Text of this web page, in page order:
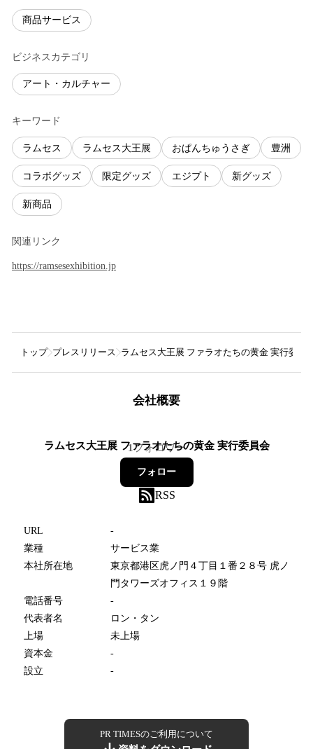
商品サービス
ビジネスカテゴリ
アート・カルチャー
キーワード
ラムセス ラムセス大王展 おぱんちゅうさぎ 豊洲
コラボグッズ 限定グッズ エジプト 新グッズ
新商品
関連リンク
https://ramsesexhibition.jp
トップ プレスリリース ラムセス大王展 ファラオたちの黄金 実行委員
会社概要
ラムセス大王展 ファラオたちの黄金 実行委員会
1フォロワー
フォロー
RSS
URL
-
業種
サービス業
本社所在地
東京都港区虎ノ門４丁目１番２８号 虎ノ
門タワーズオフィス１９階
電話番号
-
代表者名
ロン・タン
上場
未上場
資本金
-
設立
-
PR TIMESのご利用について